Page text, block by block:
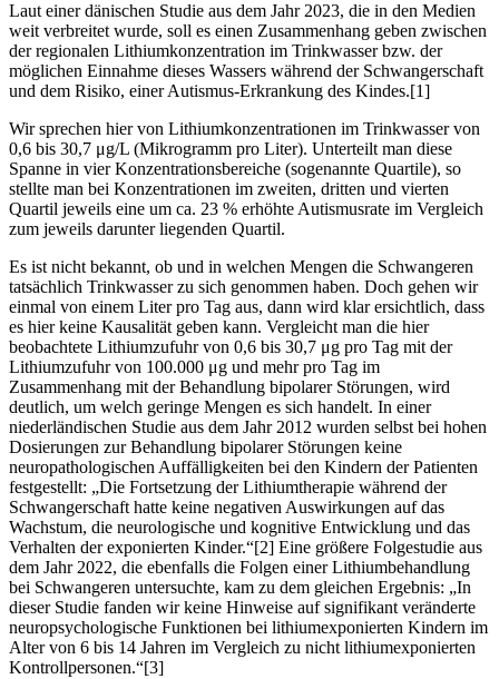
Laut einer dänischen Studie aus dem Jahr 2023, die in den Medien
weit verbreitet wurde, soll es einen Zusammenhang geben zwischen
der regionalen Lithiumkonzentration im Trinkwasser bzw. der
möglichen Einnahme dieses Wassers während der Schwangerschaft
und dem Risiko, einer Autismus-Erkrankung des Kindes.[1]
Wir sprechen hier von Lithiumkonzentrationen im Trinkwasser von
0,6 bis 30,7 μg/L (Mikrogramm pro Liter). Unterteilt man diese
Spanne in vier Konzentrationsbereiche (sogenannte Quartile), so
stellte man bei Konzentrationen im zweiten, dritten und vierten
Quartil jeweils eine um ca. 23 % erhöhte Autismusrate im Vergleich
zum jeweils darunter liegenden Quartil.
Es ist nicht bekannt, ob und in welchen Mengen die Schwangeren
tatsächlich Trinkwasser zu sich genommen haben. Doch gehen wir
einmal von einem Liter pro Tag aus, dann wird klar ersichtlich, dass
es hier keine Kausalität geben kann. Vergleicht man die hier
beobachtete Lithiumzufuhr von 0,6 bis 30,7 μg pro Tag mit der
Lithiumzufuhr von 100.000 μg und mehr pro Tag im
Zusammenhang mit der Behandlung bipolarer Störungen, wird
deutlich, um welch geringe Mengen es sich handelt. In einer
niederländischen Studie aus dem Jahr 2012 wurden selbst bei hohen
Dosierungen zur Behandlung bipolarer Störungen keine
neuropathologischen Auffälligkeiten bei den Kindern der Patienten
festgestellt: „Die Fortsetzung der Lithiumtherapie während der
Schwangerschaft hatte keine negativen Auswirkungen auf das
Wachstum, die neurologische und kognitive Entwicklung und das
Verhalten der exponierten Kinder.“[2] Eine größere Folgestudie aus
dem Jahr 2022, die ebenfalls die Folgen einer Lithiumbehandlung
bei Schwangeren untersuchte, kam zu dem gleichen Ergebnis: „In
dieser Studie fanden wir keine Hinweise auf signifikant veränderte
neuropsychologische Funktionen bei lithiumexponierten Kindern im
Alter von 6 bis 14 Jahren im Vergleich zu nicht lithiumexponierten
Kontrollpersonen.“[3]